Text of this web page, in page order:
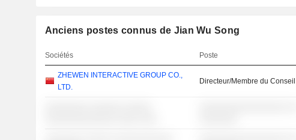
Anciens postes connus de Jian Wu Song
Sociétés Poste
ZHEWEN INTERACTIVE GROUP CO.,
LTD.
Directeur/Membre du Conseil